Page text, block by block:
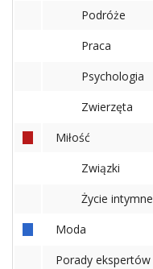
Studniówka
Podróże
Praca
Psychologia
Zwierzęta
Miłość
Związki
Życie intymne
Moda
Porady ekspertów